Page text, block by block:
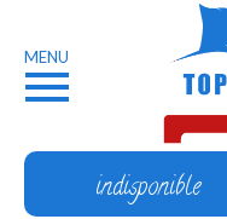
MENU
indisponible